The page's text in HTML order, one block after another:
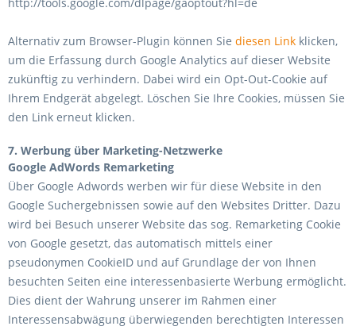
Alternativ zum Browser-Plugin können Sie diesen Link klicken,
um die Erfassung durch Google Analytics auf dieser Website
zukünftig zu verhindern. Dabei wird ein Opt-Out-Cookie auf
Ihrem Endgerät abgelegt. Löschen Sie Ihre Cookies, müssen Sie
den Link erneut klicken.
7. Werbung über Marketing-Netzwerke
Google AdWords Remarketing
Über Google Adwords werben wir für diese Website in den
Google Suchergebnissen sowie auf den Websites Dritter. Dazu
wird bei Besuch unserer Website das sog. Remarketing Cookie
von Google gesetzt, das automatisch mittels einer
pseudonymen CookieID und auf Grundlage der von Ihnen
besuchten Seiten eine interessenbasierte Werbung ermöglicht.
Dies dient der Wahrung unserer im Rahmen einer
Interessensabwägung überwiegenden berechtigten Interessen